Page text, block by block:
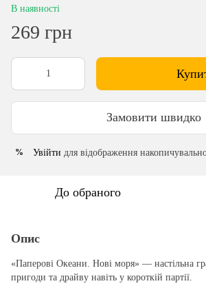
В наявності
269 грн
Замовити швидко
% Увійти для відображення
До обраного
Опис
«Паперові Океани. Нові моря» — настільна
пригоди та драйву навіть у короткій партії.